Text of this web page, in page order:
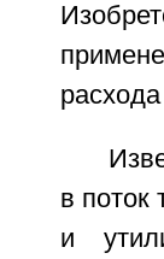
в поток
и